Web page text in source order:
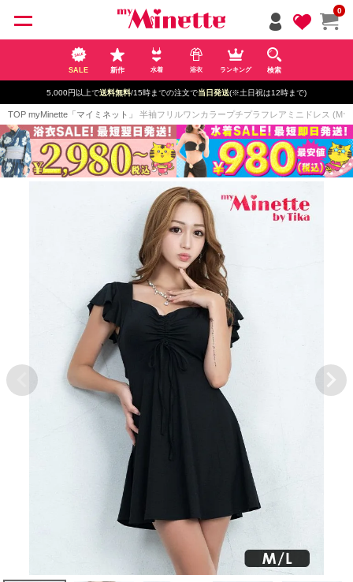
0
SALE 新作 水着 浴衣 ランキング 検索
新規登録で最大2500円OFF!
TOP myMinette「マイミネット」 半袖フリルワンカラープチプラフレアミニドレス (M
ペー
ジト
ップ